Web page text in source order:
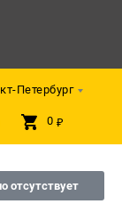
Петербург
0 ₽
отсутствует